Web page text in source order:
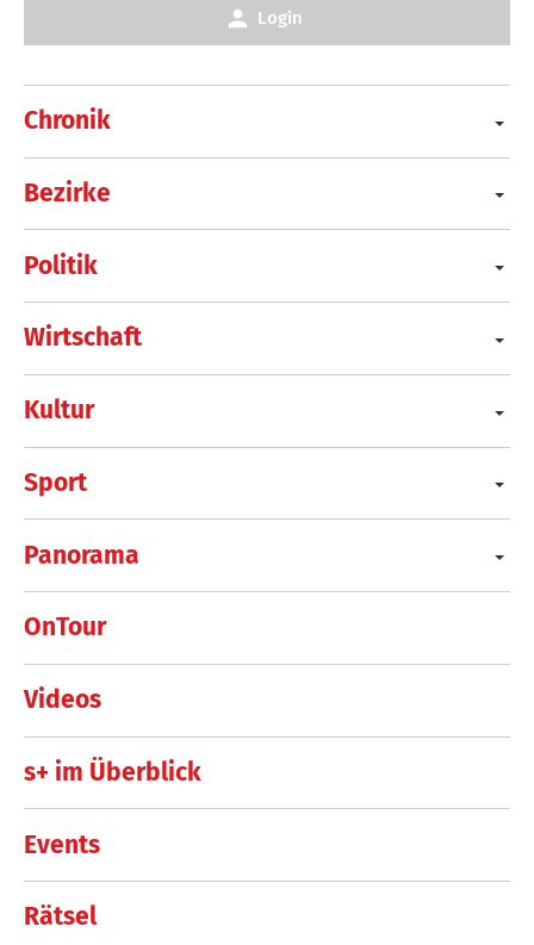
Chronik
Bezirke
Politik
Wirtschaft
Kultur
Sport
Panorama
OnTour
Videos
s+ im Überblick
Events
Rätsel
Login